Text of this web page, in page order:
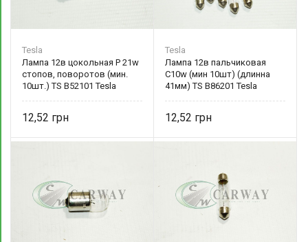
Tesla
Лампа 12в цокольная P 21w
стопов, поворотов (мин.
10шт.) TS B52101 Tesla
12,52
Tesla
Лампа 12в пальчиковая
C10w (мин 10шт) (длинна
41мм) TS B86201 Tesla
12,52